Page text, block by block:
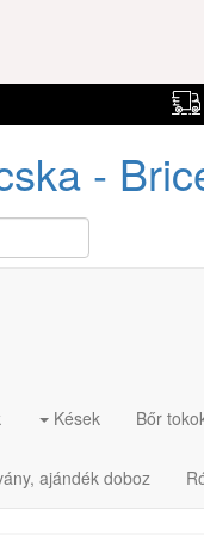
-
Kések Bőr
ajándék doboz